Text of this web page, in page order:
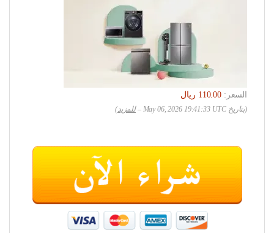
السعر:
‏110.00 ريال
(بتاريخ May 06, 2026 19:41:33 UTC – للمزيد)